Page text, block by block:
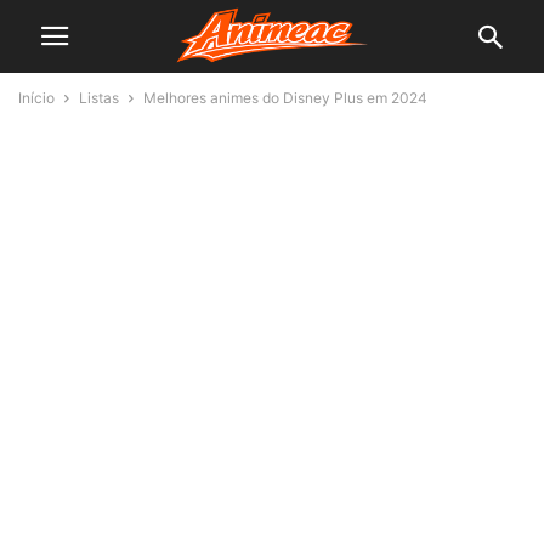
Início Listas Melhores animes do Disney Plus em 2024